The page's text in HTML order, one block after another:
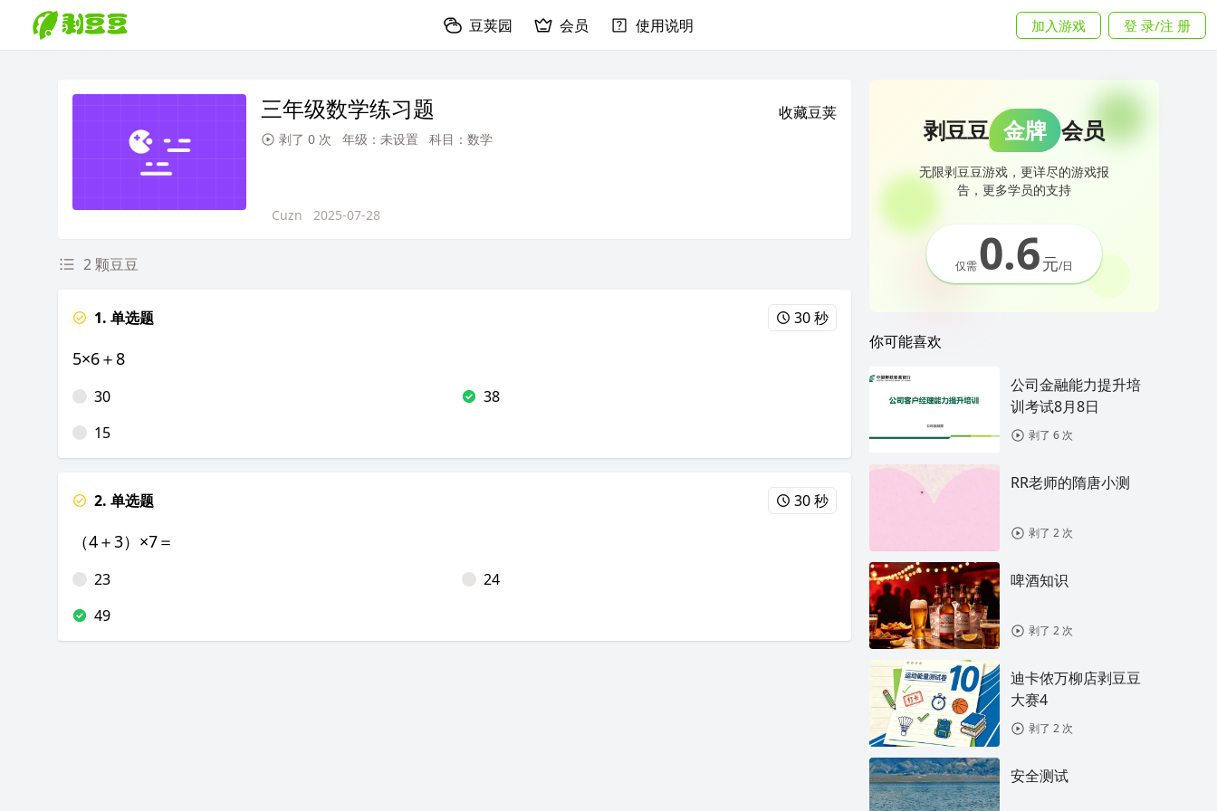
豆荚园 会员 使用说明 加入游戏 登 录/注 册
三年级数学练习题 收藏豆荚
剥了 0 次 年级：未设置 科目：数学
Cuzn 2025-07-28
2 颗豆豆
1. 单选题 30 秒
5×6＋8
30
38
15
2. 单选题 30 秒
（4＋3）×7＝
23
24
49
剥豆豆 金牌 会员
无限剥豆豆游戏，更详尽的游戏报
告，更多学员的支持
仅需0.6元/日
你可能喜欢
公司金融能力提升培
训考试8月8日
剥了 6 次
RR老师的隋唐小测
剥了 2 次
啤酒知识
剥了 2 次
迪卡侬万柳店剥豆豆
大赛4
剥了 2 次
安全测试